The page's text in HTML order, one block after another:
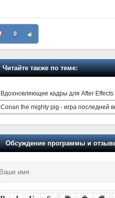
0
Читайте также по теме:
Вдохновляющие кадры для After Effects
Conan the mighty pig - игра последней
Обсуждение программы и